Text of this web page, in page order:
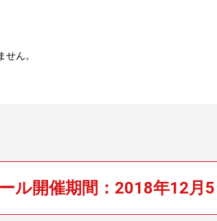
探す
ん。
ル開催期間：2018年12月